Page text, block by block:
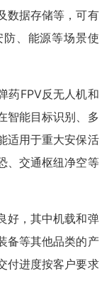
数据存储等，可有
、能源等场景使
药FPV反无人机和
智能目标识别、多
适用于重大安保活
、交通枢纽净空等
好，其中机载和弹
备等其他品类的产
付进度按客户要求